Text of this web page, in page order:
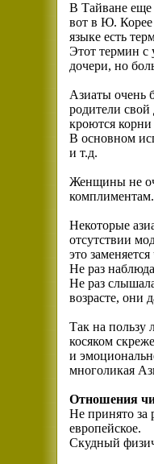
В Тайване еще
вот в Ю.
языке есть
Этот термин с
дочери, но
Азиаты очень
родители
кроются корни
В основном
и т.д.
Женщины не
комплиментам.
Некоторые
отсутствии
это
Не раз
Не раз
возрасте, они
Так на пользу
косяком
и
многоликая
Отношения
Не принято за
европейское.
Скудный